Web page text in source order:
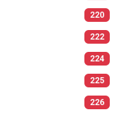
220
222
224
225
226